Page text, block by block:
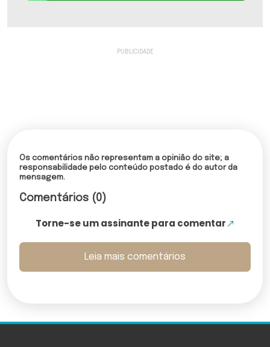
Os comentários não representam a opinião do site; a
responsabilidade pelo conteúdo postado é do autor da
mensagem.
Comentários (0)
Torne-se um assinante para comentar
Leia mais comentários